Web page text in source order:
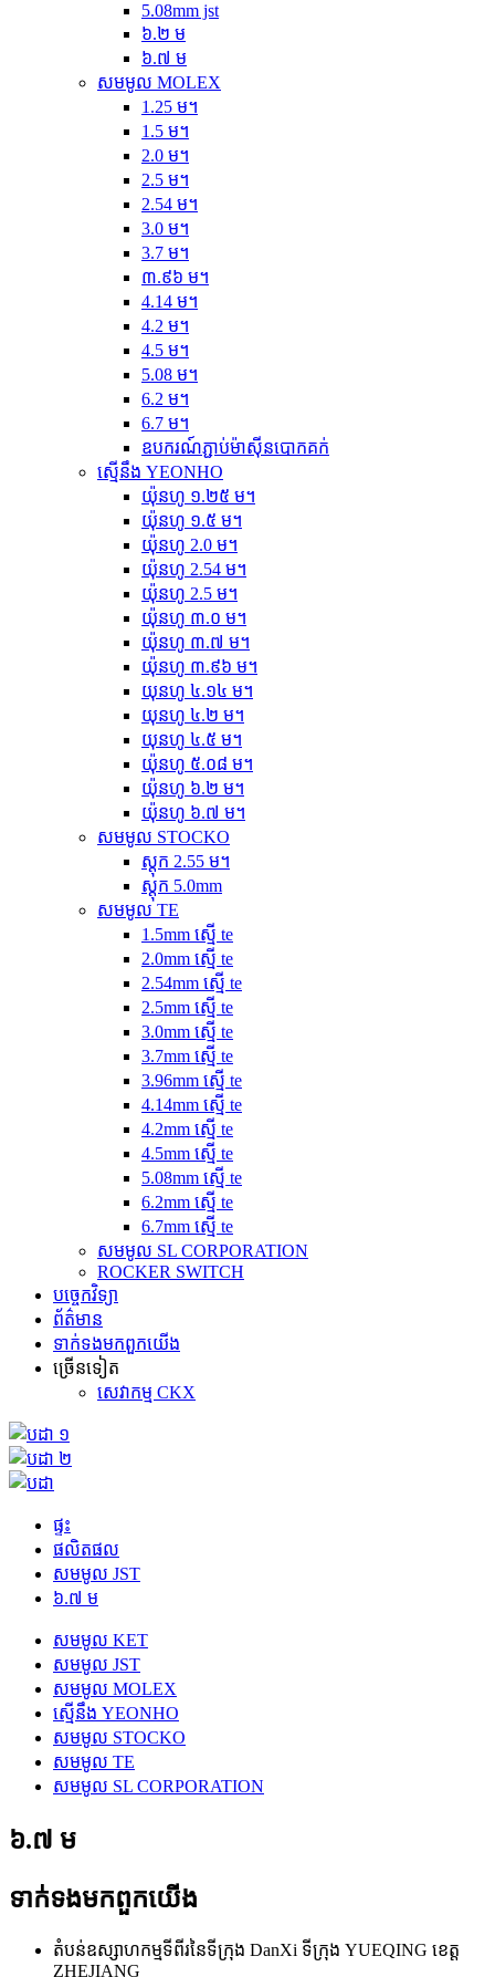
5.08mm jst
៦.២ ម
៦.៧ ម
សមមូល MOLEX
1.25 ម។
1.5 ម។
2.0 ម។
2.5 ម។
2.54 ម។
3.0 ម។
3.7 ម។
៣.៩៦ ម។
4.14 ម។
4.2 ម។
4.5 ម។
5.08 ម។
6.2 ម។
6.7 ម។
ឧបករណ៍ភ្ជាប់ម៉ាស៊ីនបោកគក់
ស្មើនឹង YEONHO
យ៉ុនហូ ១.២៥ ម។
យ៉ុនហូ ១.៥ ម។
យ៉ុនហូ 2.0 ម។
យ៉ុនហូ 2.54 ម។
យ៉ុនហូ 2.5 ម។
យ៉ុនហូ ៣.០ ម។
យ៉ុនហូ ៣.៧ ម។
យ៉ុនហូ ៣.៩៦ ម។
យុនហូ ៤.១៤ ម។
យុនហូ ៤.២ ម។
យុនហូ ៤.៥ ម។
យ៉ុនហូ ៥.០៨ ម។
យ៉ុនហូ ៦.២ ម។
យ៉ុនហូ ៦.៧ ម។
សមមូល STOCKO
ស្តុក 2.55 ម។
ស្តុក 5.0mm
សមមូល TE
1.5mm ស្មើ te
2.0mm ស្មើ te
2.54mm ស្មើ te
2.5mm ស្មើ te
3.0mm ស្មើ te
3.7mm ស្មើ te
3.96mm ស្មើ te
4.14mm ស្មើ te
4.2mm ស្មើ te
4.5mm ស្មើ te
5.08mm ស្មើ te
6.2mm ស្មើ te
6.7mm ស្មើ te
សមមូល SL CORPORATION
ROCKER SWITCH
បច្ចេកវិទ្យា
ព័ត៌មាន
ទាក់ទង​មក​ពួក​យើង
ច្រើនទៀត
សេវាកម្ម CKX
ផ្ទះ
ផលិតផល
សមមូល JST
៦.៧ ម
សមមូល KET
សមមូល JST
សមមូល MOLEX
ស្មើនឹង YEONHO
សមមូល STOCKO
សមមូល TE
សមមូល SL CORPORATION
៦.៧ ម
ទាក់ទង​មក​ពួក​យើង
តំបន់ឧស្សាហកម្មទីពីរនៃទីក្រុង DanXi ទីក្រុង YUEQING ខេត្ត
ZHEJIANG